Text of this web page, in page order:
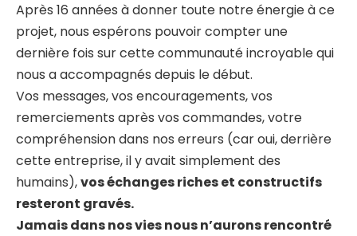
Après 16 années à donner toute notre énergie à ce
projet, nous espérons pouvoir compter une
dernière fois sur cette communauté incroyable qui
nous a accompagnés depuis le début.
Vos messages, vos encouragements, vos
remerciements après vos commandes, votre
compréhension dans nos erreurs (car oui, derrière
cette entreprise, il y avait simplement des
humains),vos échanges riches et constructifs
resteront gravés.
Jamais dans nos vies nous n’aurons rencontré